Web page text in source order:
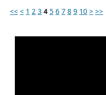
<< < 1 2 3 4 5 6 7 8 9 10 > >>